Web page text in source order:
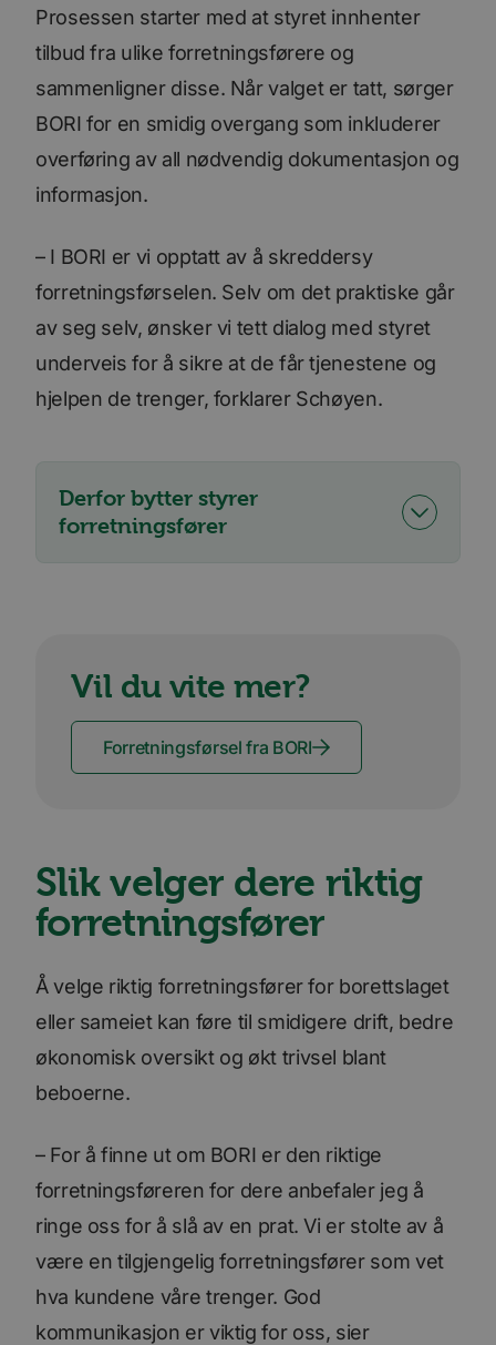
Prosessen starter med at styret innhenter
tilbud fra ulike forretningsførere og
sammenligner disse. Når valget er tatt, sørger
BORI for en smidig overgang som inkluderer
overføring av all nødvendig dokumentasjon og
informasjon.
– I BORI er vi opptatt av å skreddersy
forretningsførselen. Selv om det praktiske går
av seg selv, ønsker vi tett dialog med styret
underveis for å sikre at de får tjenestene og
hjelpen de trenger, forklarer Schøyen.
Derfor bytter styrer
forretningsfører
Vil du vite mer?
Forretningsførsel fra BORI
Slik velger dere riktig
forretningsfører
Å velge riktig forretningsfører for borettslaget
eller sameiet kan føre til smidigere drift, bedre
økonomisk oversikt og økt trivsel blant
beboerne.
­– For å finne ut om BORI er den riktige
forretningsføreren for dere anbefaler jeg å
ringe oss for å slå av en prat. Vi er stolte av å
være en tilgjengelig forretningsfører som vet
hva kundene våre trenger. God
kommunikasjon er viktig for oss, sier